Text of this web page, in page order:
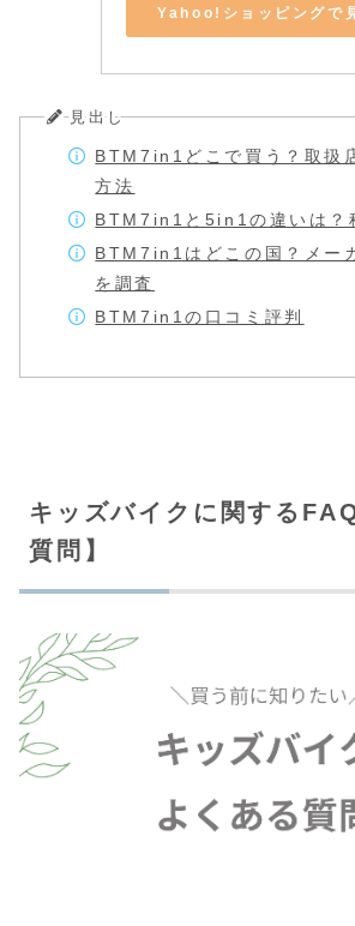
Yahoo!ショッピングで
見出し
BTM7in1どこで買う？取扱
方法
BTM7in1と5in1の違いは？
BTM7in1はどこの国？メー
を調査
BTM7in1の口コミ評判
キッズバイクに関する
質問】